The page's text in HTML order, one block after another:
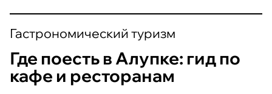
Гастрономический туризм
Где поесть в Алупке: гид по
кафе и ресторанам